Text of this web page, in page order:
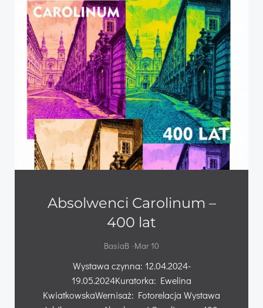
Absolwenci Carolinum –
400 lat
BasiaB -Mar 10
Wystawa czynna: 12.04.2024-
19.05.2024Kuratorka: Ewelina
KwiatkowskaWernisaż: Fotorelacja Wystawa